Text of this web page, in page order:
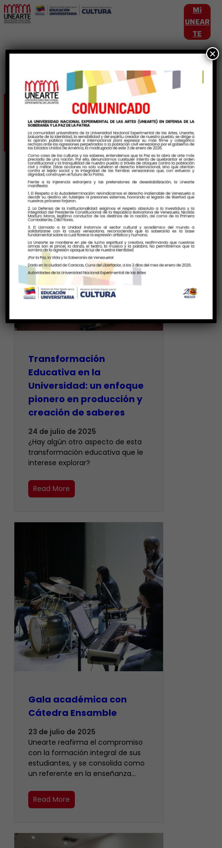
Mi
UNEAR
TE
Etiqueta:VocesUneartistas
Transformación
Educativa en la
Universidad: un enfoque
pionero en producción y
creación de saberes
24 de julio de 2025
¿Hay algún otro aspecto de esta
transformación educativa que le
interese explorar?
Read More
Gala académica con
Cátedra Ensamble
23 de julio de 2025
Unearte reafirma el compromiso
con la formación integral de sus
estudiantes, y se consolida como
un referente en la enseñanza…
Read More
×